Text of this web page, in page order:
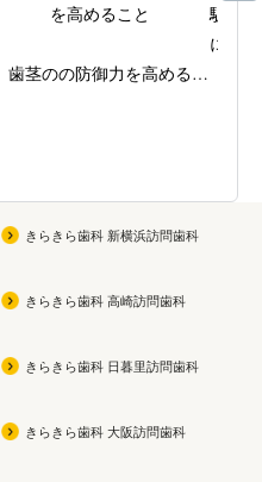
を高めること
歯茎のの防御力を高める
無研磨ジェルの歯磨き
よかったら買ってみてくださ
私も今使用中です！！
駅近
に取
きらきら歯科 新横浜訪問歯科
きらきら歯科 高崎訪問歯科
きらきら歯科 日暮里訪問歯科
きらきら歯科 大阪訪問歯科